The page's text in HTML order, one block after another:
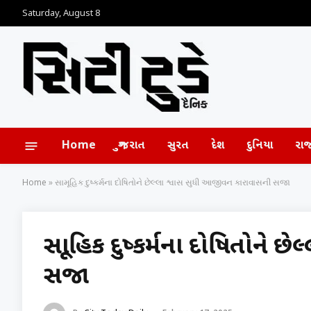
Saturday, August 8
Home ગુજરાત સુરત દેશ દુનિયા
Home »સામૂહિક દુષ્કર્મના દોષિતોને છેલ્લા શ્વાસ સુધી આજીવન કારાવાસની સજા
સામૂહિક દુષ્કર્મના દોષિતોને
સજા